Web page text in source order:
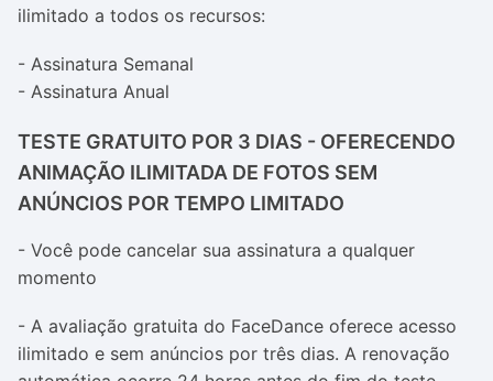
ilimitado a todos os recursos:
- Assinatura Semanal
- Assinatura Anual
TESTE GRATUITO POR 3 DIAS - OFERECENDO
ANIMAÇÃO ILIMITADA DE FOTOS SEM
ANÚNCIOS POR TEMPO LIMITADO
- Você pode cancelar sua assinatura a qualquer
momento
- A avaliação gratuita do FaceDance oferece acesso
ilimitado e sem anúncios por três dias. A renovação